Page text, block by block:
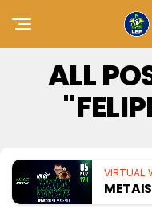
ALL
VIRTUAL